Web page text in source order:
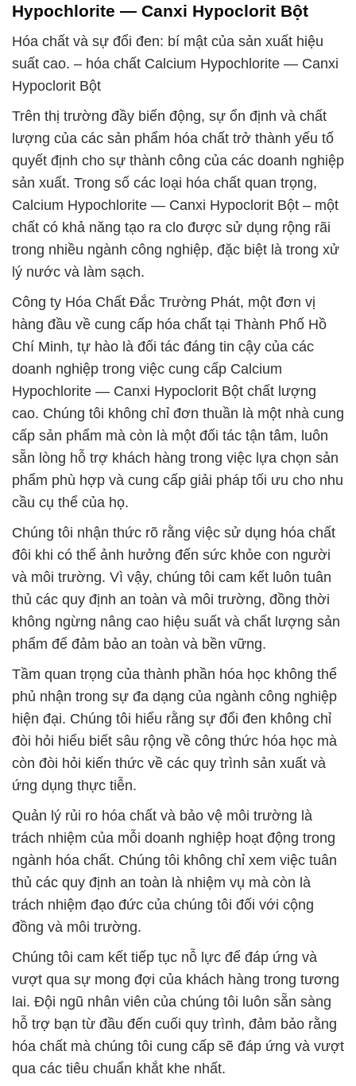
Hypochlorite — Canxi Hypoclorit Bột
Hóa chất và sự đổi đen: bí mật của sản xuất hiệu
suất cao. – hóa chất Calcium Hypochlorite — Canxi
Hypoclorit Bột
Trên thị trường đầy biến động, sự ổn định và chất
lượng của các sản phẩm hóa chất trở thành yếu tố
quyết định cho sự thành công của các doanh nghiệp
sản xuất. Trong số các loại hóa chất quan trọng,
Calcium Hypochlorite — Canxi Hypoclorit Bột – một
chất có khả năng tạo ra clo được sử dụng rộng rãi
trong nhiều ngành công nghiệp, đặc biệt là trong xử
lý nước và làm sạch.
Công ty Hóa Chất Đắc Trường Phát, một đơn vị
hàng đầu về cung cấp hóa chất tại Thành Phố Hồ
Chí Minh, tự hào là đối tác đáng tin cậy của các
doanh nghiệp trong việc cung cấp Calcium
Hypochlorite — Canxi Hypoclorit Bột chất lượng
cao. Chúng tôi không chỉ đơn thuần là một nhà cung
cấp sản phẩm mà còn là một đối tác tận tâm, luôn
sẵn lòng hỗ trợ khách hàng trong việc lựa chọn sản
phẩm phù hợp và cung cấp giải pháp tối ưu cho nhu
cầu cụ thể của họ.
Chúng tôi nhận thức rõ rằng việc sử dụng hóa chất
đôi khi có thể ảnh hưởng đến sức khỏe con người
và môi trường. Vì vậy, chúng tôi cam kết luôn tuân
thủ các quy định an toàn và môi trường, đồng thời
không ngừng nâng cao hiệu suất và chất lượng sản
phẩm để đảm bảo an toàn và bền vững.
Tầm quan trọng của thành phần hóa học không thể
phủ nhận trong sự đa dạng của ngành công nghiệp
hiện đại. Chúng tôi hiểu rằng sự đổi đen không chỉ
đòi hỏi hiểu biết sâu rộng về công thức hóa học mà
còn đòi hỏi kiến thức về các quy trình sản xuất và
ứng dụng thực tiễn.
Quản lý rủi ro hóa chất và bảo vệ môi trường là
trách nhiệm của mỗi doanh nghiệp hoạt động trong
ngành hóa chất. Chúng tôi không chỉ xem việc tuân
thủ các quy định an toàn là nhiệm vụ mà còn là
trách nhiệm đạo đức của chúng tôi đối với cộng
đồng và môi trường.
Chúng tôi cam kết tiếp tục nỗ lực để đáp ứng và
vượt qua sự mong đợi của khách hàng trong tương
lai. Đội ngũ nhân viên của chúng tôi luôn sẵn sàng
hỗ trợ bạn từ đầu đến cuối quy trình, đảm bảo rằng
hóa chất mà chúng tôi cung cấp sẽ đáp ứng và vượt
qua các tiêu chuẩn khắt khe nhất.